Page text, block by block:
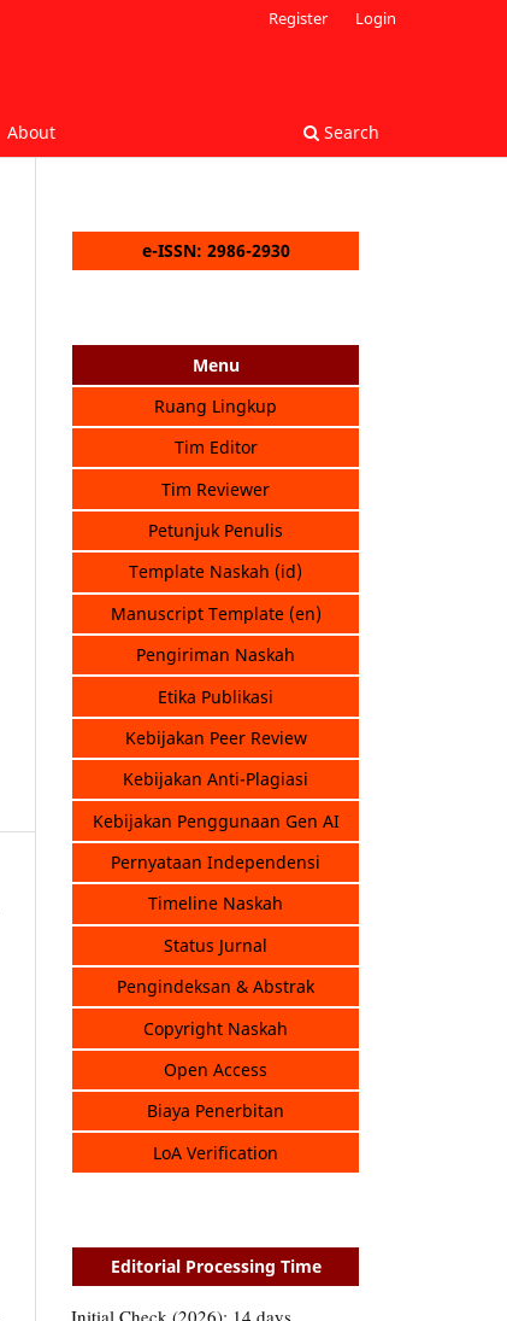
About Search
Register Login
e-ISSN: 2986-2930
Menu
Ruang Lingkup
Tim Editor
Tim Reviewer
Petunjuk Penulis
Template Naskah (id)
Manuscript Template (en)
Pengiriman Naskah
Etika Publikasi
Kebijakan Peer Review
Kebijakan Anti-Plagiasi
Kebijakan Penggunaan Gen AI
Pernyataan Independensi
Timeline Naskah
Status Jurnal
Pengindeksan & Abstrak
Copyright Naskah
Open Access
Biaya Penerbitan
LoA Verification
Editorial Processing Time